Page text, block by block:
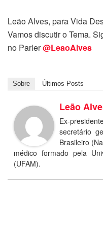
Leão Alves, para Vida
Vamos discutir o Tema.
no Parler@LeaoAlves
Sobre Últimos Posts
Leão
Ex-
secretário
Brasileiro
médico formado pela
(UFAM).